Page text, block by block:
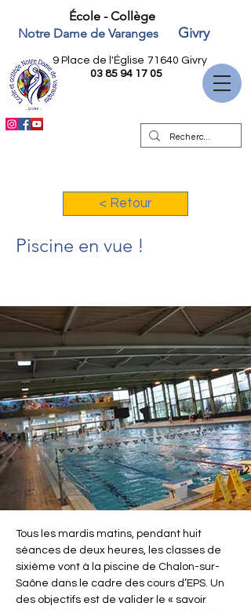
École - Collège
Notre Dame de Varanges
Givry
9 Place de l'Église 71640 Givry
03 85 94 17 05
< Retour
Piscine en vue !
Tous les mardis matins, pendant huit
séances de deux heures, les classes de
sixième vont à la piscine de Chalon-sur-
Saône dans le cadre des cours d’EPS. Un
des objectifs est de valider le « savoir